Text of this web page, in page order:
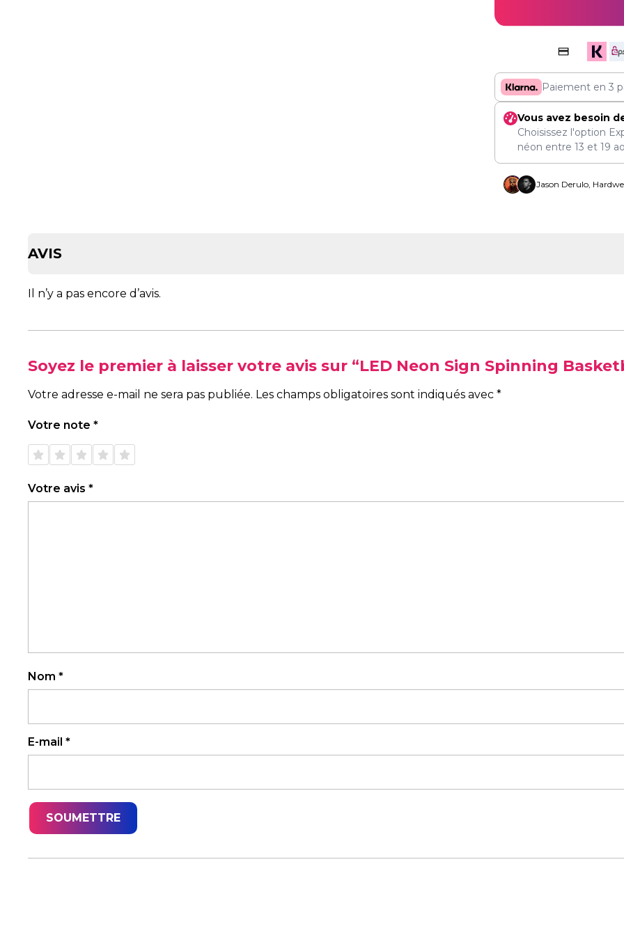
Paiement en 3
Vous avez besoin
Choisissez l'option
néon entre 13 et 19
Jason Derulo,
AVIS
Il n’y a pas encore d’avis.
Soyez le premier à laisser votre avis sur “LED Neon Sign Spinning
Votre adresse e-mail ne sera pas publiée. Les champs obligatoires sont indiqués avec *
Votre note *
1 étoile
sur 5
2 étoiles
sur 5
3 étoiles
sur 5
4 étoiles
sur 5
5 étoiles
sur 5
Votre avis *
Nom *
E-mail *